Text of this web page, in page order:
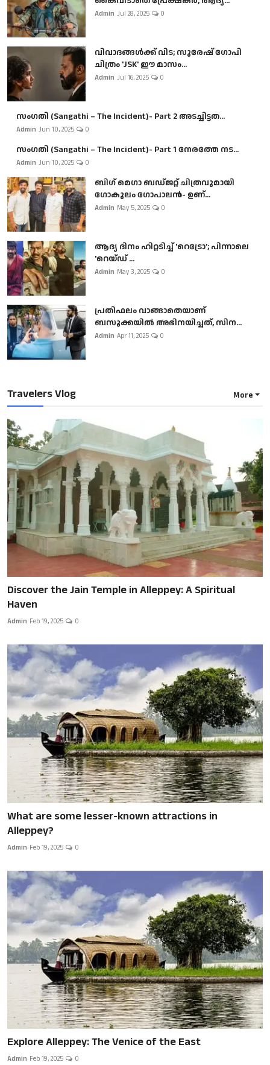
Admin Jul 28, 2025 0
വിവാദങ്ങൾക്ക് വിട; സുരേഷ് ഗോപി
ചിത്രം 'JSK' ഈ മാസം...
Admin Jul 16, 2025 0
സംഗതി (Sangathi – The Incident)- Part 2 അടച്ചിട്ടത...
Admin Jun 10, 2025 0
സംഗതി (Sangathi – The Incident)- Part 1 നേരത്തേ നട...
Admin Jun 10, 2025 0
ബി​ഗ് മെഗാ ബഡ്ജറ്റ് ചിത്രവുമായി
ഗോകുലം ഗോപാലൻ- ഉണ്...
Admin May 5, 2025 0
ആദ്യ ദിനം ഹിറ്റടിച്ച് 'റെട്രോ'; പിന്നാലെ
'റെയ്ഡ് ...
Admin May 3, 2025 0
പ്രതിഫലം വാങ്ങാതെയാണ്
ബസൂക്കയില്‍ അഭിനയിച്ചത്, സിന...
Admin Apr 11, 2025 0
Travelers Vlog More
Discover the Jain Temple in Alleppey: A Spiritual
Haven
Admin Feb 19, 2025 0
What are some lesser-known attractions in
Alleppey?
Admin Feb 19, 2025 0
Explore Alleppey: The Venice of the East
Admin Feb 19, 2025 0